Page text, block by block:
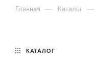
Главная — Каталог —
КАТАЛОГ